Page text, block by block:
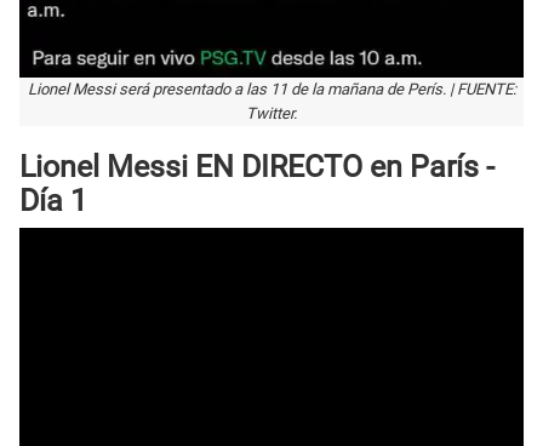
Lionel Messi será presentado a las 11 de la mañana de Perís. | FUENTE:
Twitter.
Lionel Messi EN DIRECTO en París -
Día 1